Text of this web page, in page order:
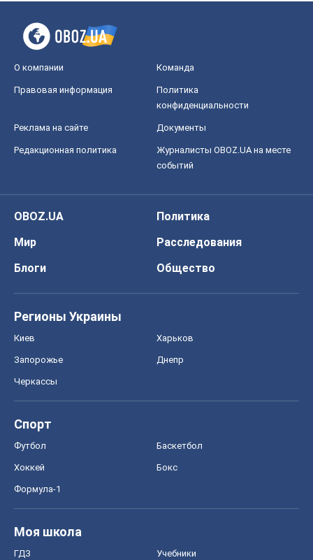
О компании Команда
Правовая информация
Политика
конфиденциальности
Реклама на сайте Документы
Редакционная политика
Журналисты OBOZ.UA на месте
событий
OBOZ.UA
Политика
Мир
Расследования
Блоги
Общество
Регионы Украины
Киев Харьков
Запорожье Днепр
Черкассы
Спорт
Футбол Баскетбол
Хоккей Бокс
Формула-1
Моя школа
ГДЗ Учебники